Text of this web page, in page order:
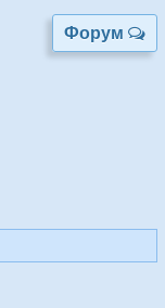
Форум